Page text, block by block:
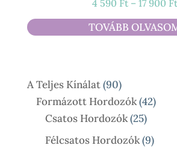
4 590 Ft – 17 900 Ft
TOVÁBB
A Teljes Kínálat 9090
Termék
Formázott Hordozók 4242
Csatos Hordozók 2525
Termék
Félcsatos Hordozók 99